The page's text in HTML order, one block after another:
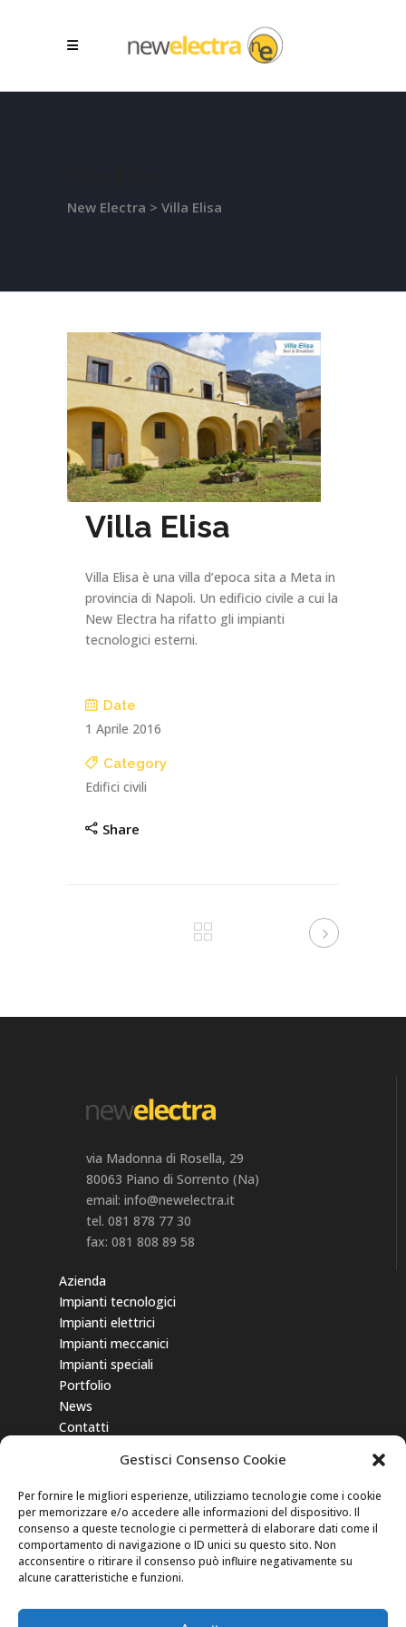
Gestisci Consenso Cookie
Per fornire le migliori esperienze, utilizziamo tecnologie come i cookie
per memorizzare e/o accedere alle informazioni del dispositivo. Il
consenso a queste tecnologie ci permetterà di elaborare dati come il
comportamento di navigazione o ID unici su questo sito. Non
acconsentire o ritirare il consenso può influire negativamente su
alcune caratteristiche e funzioni.
New Electra > Villa Elisa
Villa Elisa
Villa Elisa è una villa d’epoca sita a Meta in
provincia di Napoli. Un edificio civile a cui la
New Electra ha rifatto gli impianti
tecnologici esterni.
Date
1 Aprile 2016
Category
Edifici civili
Share
via Madonna di Rosella, 29
80063 Piano di Sorrento (Na)
email: info@newelectra.it
tel. 081 878 77 30
fax: 081 808 89 58
Azienda
Impianti tecnologici
Impianti elettrici
Impianti meccanici
Impianti speciali
Portfolio
News
Contatti
Gli aiuti di Stato e gli aiuti de minimis
contenuti nelRegistro nazionale degli
aiuti di Statodi cui all’art. 52 della L.
234/2012” e consultabili inserendo come
chiave di ricerca nel campo CODICE